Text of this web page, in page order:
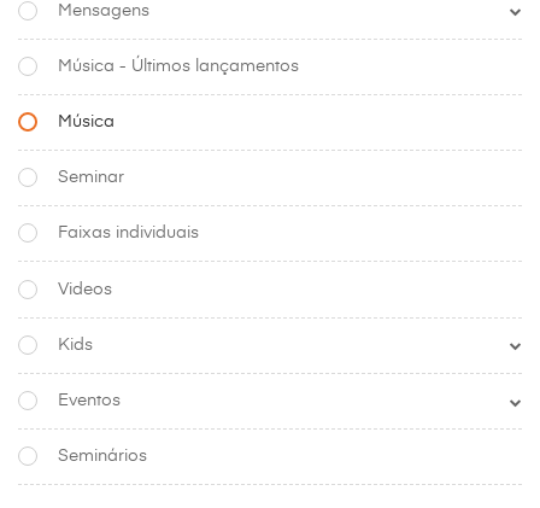
Mensagens
Música - Últimos lançamentos
Música
Seminar
Faixas individuais
Videos
Kids
Eventos
Seminários